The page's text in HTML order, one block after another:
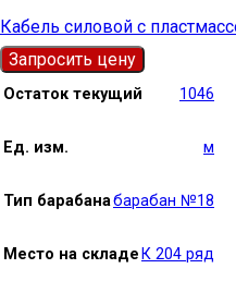
Кабель силовой с
Запросить цену
Остаток текущий 1046
Ед. изм. м
Тип барабанабарабан №18
Место на складе К 204 ряд